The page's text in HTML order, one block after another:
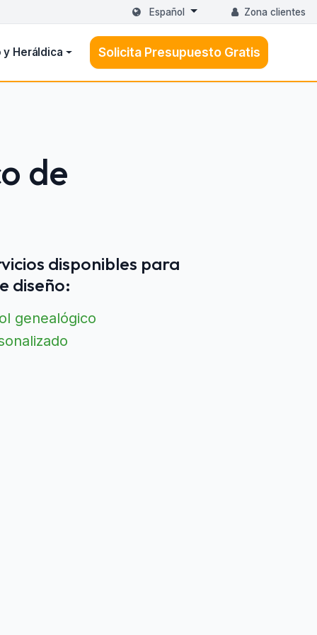
Español Zona clientes
y Heráldica Solicita Presupuesto Gratis
de
disponibles para
diseño:
genealógico